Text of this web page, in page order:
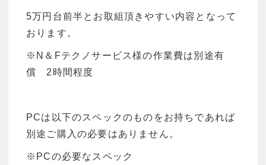
5万円台前半とお取組頂きやすい内容となって
おります。
※N＆Fテクノサービス様の作業費は別途有
償 2時間程度
PCは以下のスペックのものをお持ちであれば
別途ご購入の必要はありません。
※PCの必要なスペック